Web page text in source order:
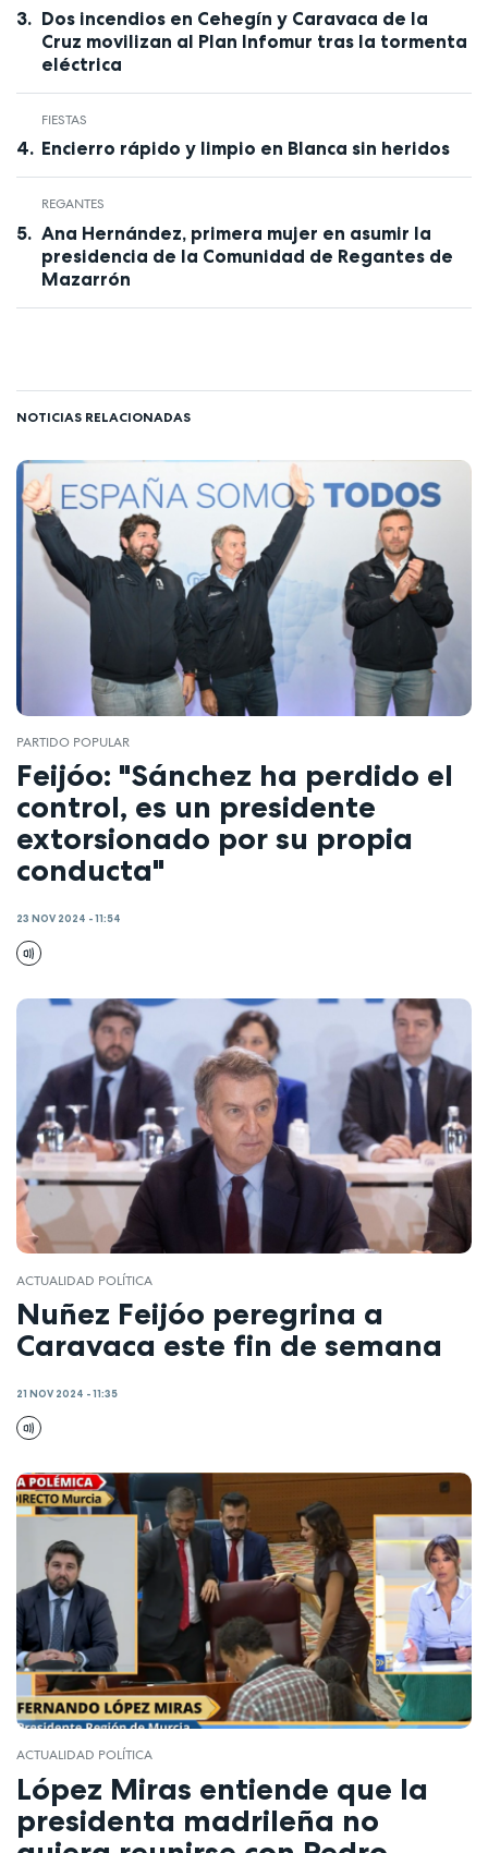
Dos incendios en Cehegín y Caravaca de la
Cruz movilizan al Plan Infomur tras la tormenta
eléctrica
FIESTAS
Encierro rápido y limpio en Blanca sin heridos
REGANTES
Ana Hernández, primera mujer en asumir la
presidencia de la Comunidad de Regantes de
Mazarrón
NOTICIAS RELACIONADAS
PARTIDO POPULAR
Feijóo: "Sánchez ha perdido el
control, es un presidente
extorsionado por su propia
conducta"
23 NOV 2024 - 11:54
ACTUALIDAD POLÍTICA
Nuñez Feijóo peregrina a
Caravaca este fin de semana
21 NOV 2024 - 11:35
ACTUALIDAD POLÍTICA
López Miras entiende que la
presidenta madrileña no